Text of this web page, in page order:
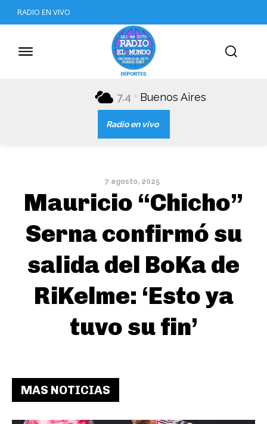
RADIO EN VIVO
7.4 C Buenos Aires
Radio en vivo
7 agosto, 2025
Mauricio “Chicho”
Serna confirmó su
salida del BoKa de
RiKelme: ‘Esto ya
tuvo su fin’
MAS NOTICIAS